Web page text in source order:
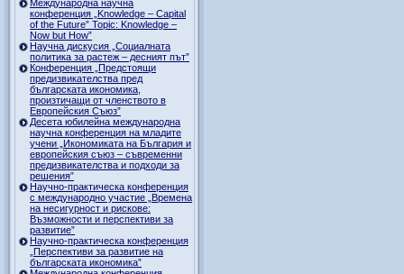
Международна научна
конференция „Knowledge – Capital
of the Future” Topic: Knowledge –
Now but How”
Научна дискусия „Социалната
политика за растеж – десният път”
Конференция „Предстоящи
предизвикателства пред
българската икономика,
произтичащи от членството в
Европейския Съюз”
Десета юбилейна международна
научна конференция на младите
учени „Икономиката на България и
европейския съюз – съвременни
предизвикателства и подходи за
решения”
Научно-практическа конференция
с международно участие „Времена
на несигурност и рискове:
Възможности и перспективи за
развитие”
Научно-практическа конференция
„Перспективи за развитие на
българската икономика”